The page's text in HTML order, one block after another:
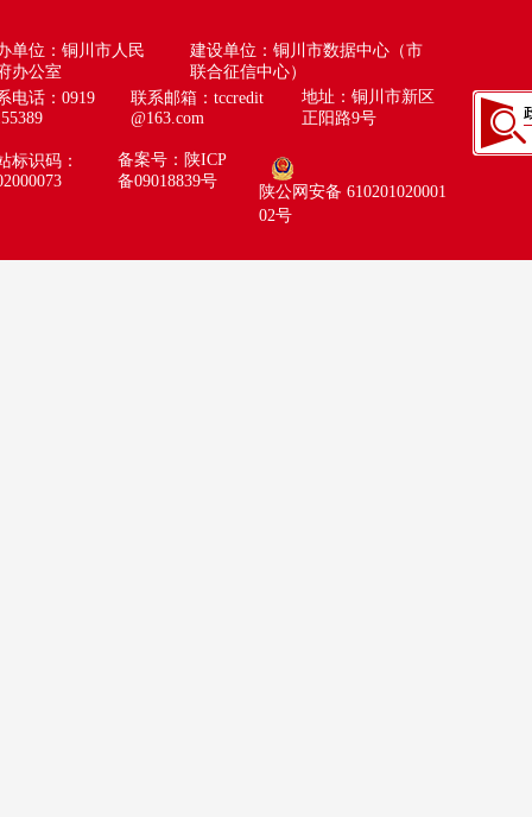
单位：铜川市人民
办公室
建设单位：铜川市数据中心（市
联合征信中心）
电话：0919
联系邮箱：tccredit
@163.com
地址：铜川市新区
正阳路9号
标识码：
备案号：陕ICP
备09018839号
陕公网安备 610201020001
02号